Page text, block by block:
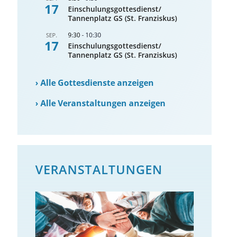
17
Einschulungsgottesdienst/
Tannenplatz GS (St. Franziskus)
SEP.
17
9:30- 10:30
Einschulungsgottesdienst/
Tannenplatz GS (St. Franziskus)
›Alle Gottesdienste anzeigen
›Alle Veranstaltungen anzeigen
VERANSTALTUNGEN